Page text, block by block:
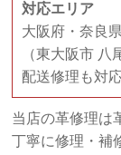
対応エリア
大阪府・奈良県
（東大阪市 八
配送修理も対
当店の革修理は
丁寧に修理・補